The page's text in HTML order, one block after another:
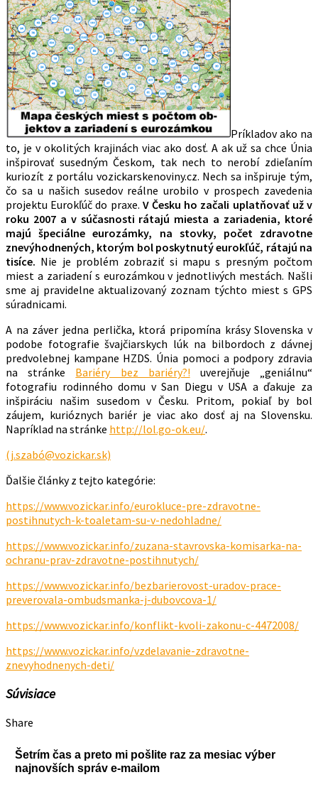
Príkladov ako na
to, je v okolitých krajinách viac ako dosť. A ak už sa chce Únia
inšpirovať susedným Českom, tak nech to nerobí zdieľaním
kuriozít z portálu vozickarskenoviny.cz. Nech sa inšpiruje tým,
čo sa u našich susedov reálne urobilo v prospech zavedenia
projektu Eurokľúč do praxe. V Česku ho začali uplatňovať už v
roku 2007 a v súčasnosti rátajú miesta a zariadenia, ktoré
majú špeciálne eurozámky, na stovky, počet zdravotne
znevýhodnených, ktorým bol poskytnutý eurokľúč, rátajú na
tisíce. Nie je problém zobraziť si mapu s presným počtom
miest a zariadení s eurozámkou v jednotlivých mestách. Našli
sme aj pravidelne aktualizovaný zoznam týchto miest s GPS
súradnicami.
A na záver jedna perlička, ktorá pripomína krásy Slovenska v
podobe fotografie švajčiarskych lúk na bilbordoch z dávnej
predvolebnej kampane HZDS. Únia pomoci a podpory zdravia
na stránke Bariéry bez bariéry?! uverejňuje „geniálnu“
fotografiu rodinného domu v San Diegu v USA a ďakuje za
inšpiráciu našim susedom v Česku. Pritom, pokiaľ by bol
záujem, kurióznych bariér je viac ako dosť aj na Slovensku.
Napríklad na stránke http://lol.go-ok.eu/.
(j.szabó@vozickar.sk)
Ďalšie články z tejto kategórie:
https://www.vozickar.info/eurokluce-pre-zdravotne-
postihnutych-k-toaletam-su-v-nedohladne/
https://www.vozickar.info/zuzana-stavrovska-komisarka-na-
ochranu-prav-zdravotne-postihnutych/
https://www.vozickar.info/bezbarierovost-uradov-prace-
preverovala-ombudsmanka-j-dubovcova-1/
https://www.vozickar.info/konflikt-kvoli-zakonu-c-4472008/
https://www.vozickar.info/vzdelavanie-zdravotne-
znevyhodnenych-deti/
Súvisiace
Share
Šetrím čas a preto mi pošlite raz za mesiac výber
najnovších správ e-mailom